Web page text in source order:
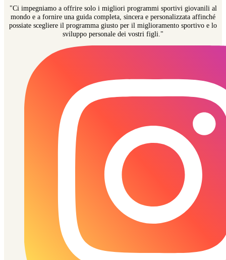
"Ci impegniamo a offrire solo i migliori programmi sportivi giovanili al
mondo e a fornire una guida completa, sincera e personalizzata affinché
possiate scegliere il programma giusto per il miglioramento sportivo e lo
sviluppo personale dei vostri figli."